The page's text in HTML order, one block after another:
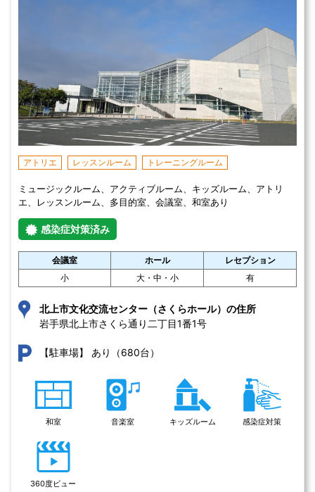
アトリエ レッスンルーム トレーニングルーム
ミュージックルーム、アクティブルーム、キッズルーム、アトリ
エ、レッスンルーム、多目的室、会議室、和室あり
感染症対策済み
会議室 ホール
レセプション
小
大・中・小 有
北上市文化交流センター（さくらホール）の住所
岩手県北上市さくら通り二丁目1番1号
【駐車場】 あり（680台）
和室 音楽室 キッズルーム 感染症対策
360度ビュー